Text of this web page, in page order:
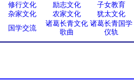
修行文化 励志文化 子女教育
杂家文化 农家文化 犹太文化
国学交流
诸葛长青文化
歌曲
诸葛长青国学
仪轨